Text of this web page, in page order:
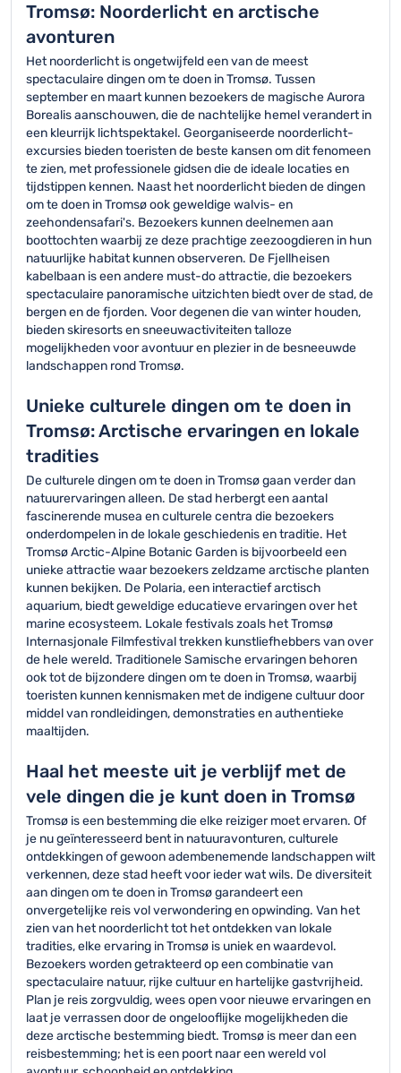
Tromsø: Noorderlicht en arctische
avonturen
Het noorderlicht is ongetwijfeld een van de meest
spectaculaire dingen om te doen in Tromsø. Tussen
september en maart kunnen bezoekers de magische Aurora
Borealis aanschouwen, die de nachtelijke hemel verandert in
een kleurrijk lichtspektakel. Georganiseerde noorderlicht-
excursies bieden toeristen de beste kansen om dit fenomeen
te zien, met professionele gidsen die de ideale locaties en
tijdstippen kennen. Naast het noorderlicht bieden de dingen
om te doen in Tromsø ook geweldige walvis- en
zeehondensafari's. Bezoekers kunnen deelnemen aan
boottochten waarbij ze deze prachtige zeezoogdieren in hun
natuurlijke habitat kunnen observeren. De Fjellheisen
kabelbaan is een andere must-do attractie, die bezoekers
spectaculaire panoramische uitzichten biedt over de stad, de
bergen en de fjorden. Voor degenen die van winter houden,
bieden skiresorts en sneeuwactiviteiten talloze
mogelijkheden voor avontuur en plezier in de besneeuwde
landschappen rond Tromsø.
Unieke culturele dingen om te doen in
Tromsø: Arctische ervaringen en lokale
tradities
De culturele dingen om te doen in Tromsø gaan verder dan
natuurervaringen alleen. De stad herbergt een aantal
fascinerende musea en culturele centra die bezoekers
onderdompelen in de lokale geschiedenis en traditie. Het
Tromsø Arctic-Alpine Botanic Garden is bijvoorbeeld een
unieke attractie waar bezoekers zeldzame arctische planten
kunnen bekijken. De Polaria, een interactief arctisch
aquarium, biedt geweldige educatieve ervaringen over het
marine ecosysteem. Lokale festivals zoals het Tromsø
Internasjonale Filmfestival trekken kunstliefhebbers van over
de hele wereld. Traditionele Samische ervaringen behoren
ook tot de bijzondere dingen om te doen in Tromsø, waarbij
toeristen kunnen kennismaken met de indigene cultuur door
middel van rondleidingen, demonstraties en authentieke
maaltijden.
Haal het meeste uit je verblijf met de
vele dingen die je kunt doen in Tromsø
Tromsø is een bestemming die elke reiziger moet ervaren. Of
je nu geïnteresseerd bent in natuuravonturen, culturele
ontdekkingen of gewoon adembenemende landschappen wilt
verkennen, deze stad heeft voor ieder wat wils. De diversiteit
aan dingen om te doen in Tromsø garandeert een
onvergetelijke reis vol verwondering en opwinding. Van het
zien van het noorderlicht tot het ontdekken van lokale
tradities, elke ervaring in Tromsø is uniek en waardevol.
Bezoekers worden getrakteerd op een combinatie van
spectaculaire natuur, rijke cultuur en hartelijke gastvrijheid.
Plan je reis zorgvuldig, wees open voor nieuwe ervaringen en
laat je verrassen door de ongelooflijke mogelijkheden die
deze arctische bestemming biedt. Tromsø is meer dan een
reisbestemming; het is een poort naar een wereld vol